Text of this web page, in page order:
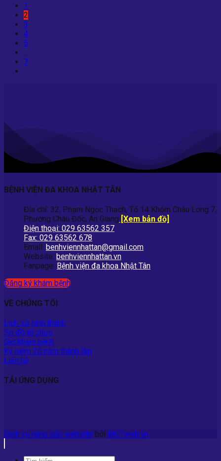
1
2
3
4
5
…
7
BỆNH VIỆN ĐA KHOA NHẬT TÂN
Địa chỉ: 32, Phạm Ngọc Thạch, Tổ 14 Khóm Châu Long 7,
Phường Châu Đốc, An Giang [Xem bản đồ]
Điện thoại: 029 63562 357
Fax: 029 63562 678
Email: benhviennhattan@gmail.com
Website: benhviennhattan.vn
Fanpage: Bệnh viện đa khoa Nhật Tân
Đăng ký khám bệnh
VỀ CHÚNG TÔI
Lịch sử hình thành
Sơ đồ tổ chức
Giờ khám bệnh
Kỷ niệm 20 năm thành lập
Liên hệ
TẢI ỨNG DỤNG
Dịch vụ nâng cấp website bởi BICTweb.vn